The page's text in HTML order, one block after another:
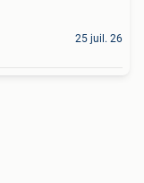
25 juil. 26